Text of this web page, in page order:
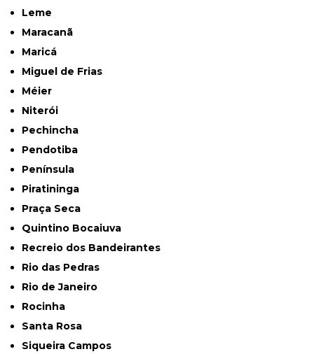
Leme
Maracanã
Maricá
Miguel de Frias
Méier
Niterói
Pechincha
Pendotiba
Península
Piratininga
Praça Seca
Quintino Bocaiuva
Recreio dos Bandeirantes
Rio das Pedras
Rio de Janeiro
Rocinha
Santa Rosa
Siqueira Campos